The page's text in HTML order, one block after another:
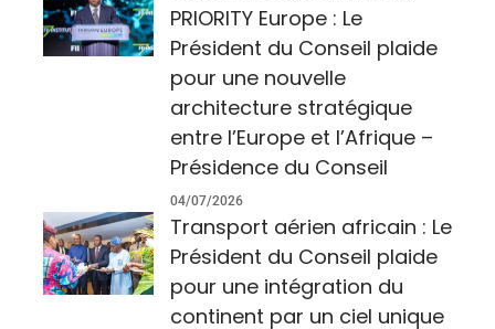
PRIORITY Europe : Le
Président du Conseil plaide
pour une nouvelle
architecture stratégique
entre l’Europe et l’Afrique –
Présidence du Conseil
04/07/2026
Transport aérien africain : Le
Président du Conseil plaide
pour une intégration du
continent par un ciel unique